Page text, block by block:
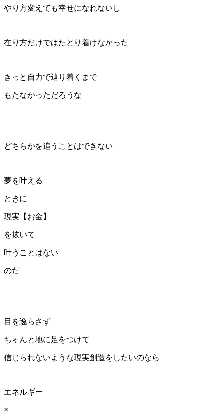
やり方変えても幸せになれないし
在り方だけではたどり着けなかった
きっと自力で辿り着くまで
もたなかっただろうな
どちらかを追うことはできない
夢を叶える
ときに
現実【お金】
を抜いて
叶うことはない
のだ
目を逸らさず
ちゃんと地に足をつけて
信じられないような現実創造をしたいのなら
エネルギー
×